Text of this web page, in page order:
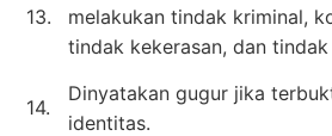
13.
melakukan tindak kriminal,
tindak kekerasan, dan tindak
14.
Dinyatakan gugur jika
identitas.